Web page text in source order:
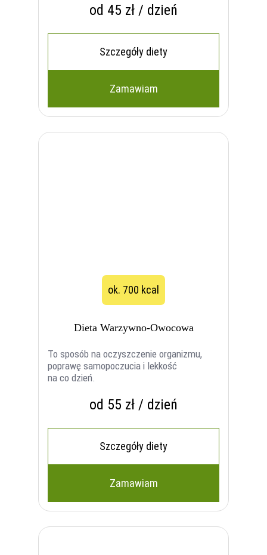
od 45 zł / dzień
Szczegóły diety
Zamawiam
ok. 700 kcal
Dieta Warzywno-Owocowa
To sposób na oczyszczenie organizmu,
poprawę samopoczucia i lekkość
na co dzień.
od 55 zł / dzień
Szczegóły diety
Zamawiam